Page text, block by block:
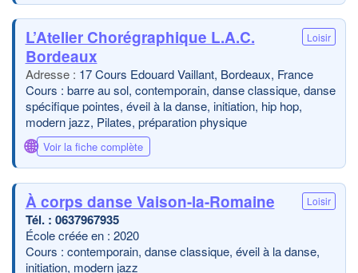
L’Atelier Chorégraphique L.A.C.
Bordeaux
Loisir
17 Cours Edouard Vaillant, Bordeaux, France
Cours : barre au sol, contemporain, danse classique, danse
spécifique pointes, éveil à la danse, initiation, hip hop,
modern jazz, Pilates, préparation physique
🌐 Voir la fiche complète
À corps danse Vaison-la-Romaine Loisir
0637967935
École créée en : 2020
Cours : contemporain, danse classique, éveil à la danse,
initiation, modern jazz